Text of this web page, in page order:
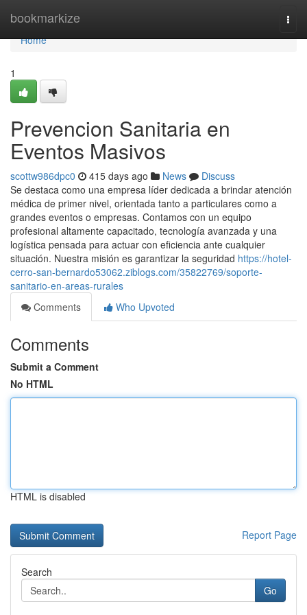
bookmarkize
Home
Home
1
Prevencion Sanitaria en
Eventos Masivos
scottw986dpc0 415 days ago News
Discuss
Se destaca como una empresa líder dedicada a brindar atención
médica de primer nivel, orientada tanto a particulares como a
grandes eventos o empresas. Contamos con un equipo
profesional altamente capacitado, tecnología avanzada y una
logística pensada para actuar con eficiencia ante cualquier
situación. Nuestra misión es garantizar la seguridad https://hotel-
cerro-san-bernardo53062.ziblogs.com/35822769/soporte-
sanitario-en-areas-rurales
Comments
Who Upvoted
Comments
Submit a Comment
No HTML
HTML is disabled
Report Page
Search
Go